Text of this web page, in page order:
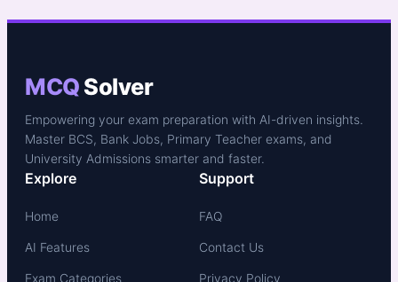
MCQSolver
Empowering your exam preparation with AI-driven insights.
Master BCS, Bank Jobs, Primary Teacher exams, and
University Admissions smarter and faster.
Explore
Home
AI Features
Exam Categories
Support
FAQ
Contact Us
Privacy Policy